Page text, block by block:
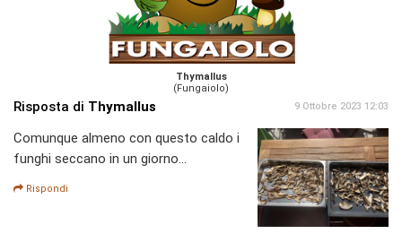
Thymallus
(Fungaiolo)
Risposta di Thymallus 9 Ottobre 2023 12:03
Comunque almeno con questo caldo i
funghi seccano in un giorno...
Rispondi